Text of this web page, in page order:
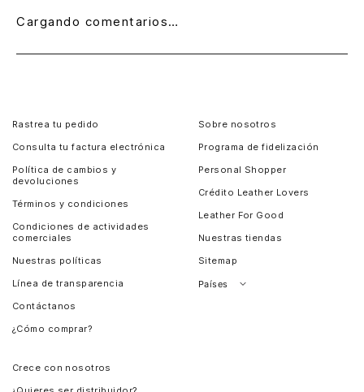
Cargando comentarios…
Rastrea tu pedido
Consulta tu factura electrónica
Política de cambios y
devoluciones
Términos y condiciones
Condiciones de actividades
comerciales
Nuestras políticas
Línea de transparencia
Contáctanos
¿Cómo comprar?
Sobre nosotros
Programa de fidelización
Personal Shopper
Crédito Leather Lovers
Leather For Good
Nuestras tiendas
Sitemap
Países
Crece con nosotros